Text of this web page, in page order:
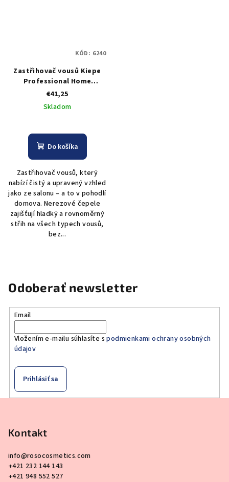
Zastřihovač vousů Kiepe
Professional Home
Precision Beard Trimmer
€41,25
Skladom
Do košíka
Zastřihovač vousů, který
nabízí čistý a upravený vzhled
jako ze salonu – a to v pohodlí
domova. Nerezové čepele
zajišťují hladký a rovnoměrný
střih na všech typech vousů,
bez...
KÓD: 6240
Odoberať newsletter
Email
Vložením e-mailu súhlasíte spodmienkami ochrany osobných
údajov
Prihlásiť sa
Kontakt
info@rosocosmetics.com
+421 232 144 143
+421 948 552 527